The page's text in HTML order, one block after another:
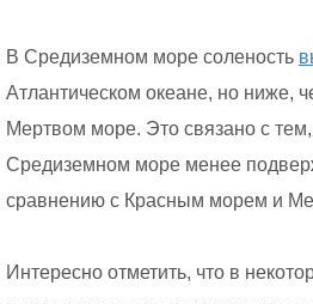
В Средиземном море соленость
Атлантическом океане, но ниже,
Мертвом море. Это связано с тем,
Средиземном море менее
сравнению с Красным морем и
Интересно отметить, что в